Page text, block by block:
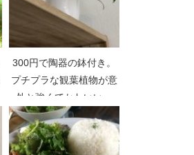
300円で陶器の鉢付き。
プチプラな観葉植物が意
外と強くてかわいい。